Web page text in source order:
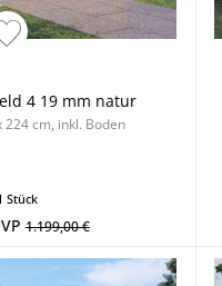
4 19 mm natur
224 cm, inkl. Boden
Stück
1.199,00 €